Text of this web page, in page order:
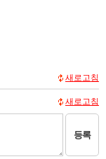
새로고침
새로고침
등록